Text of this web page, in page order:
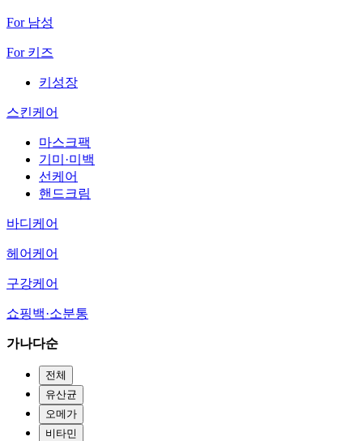
For 남성
For 키즈
키성장
스킨케어
마스크팩
기미·미백
선케어
핸드크림
바디케어
헤어케어
구강케어
쇼핑백·소분통
가나다순
전체
유산균
오메가
비타민